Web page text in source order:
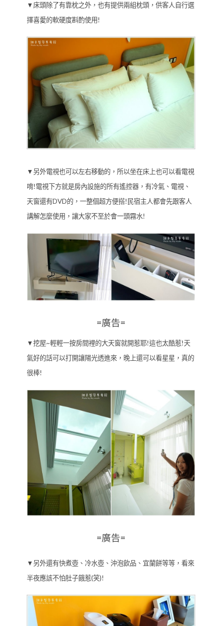
▼床頭除了有靠枕之外，也有提供兩組枕頭，供客人自行選
擇喜愛的軟硬度斟酌使用!
▼另外電視也可以左右移動的，所以坐在床上也可以看電視
唷!電視下方就是房內設施的所有遙控器，有冷氣、電視、
天窗還有DVD的，一整個超方便搭!民宿主人都會先跟客人
講解怎麼使用，讓大家不至於會一頭霧水!
=廣告=
▼挖屋~輕輕一按房間裡的大天窗就開惹耶!這也太酷惹!天
氣好的話可以打開讓陽光透進來，晚上還可以看星星，真的
很棒!
=廣告=
▼另外還有快煮壺、冷水壺、沖泡飲品、宜蘭餅等等，看來
半夜應該不怕肚子餓惹(笑)!